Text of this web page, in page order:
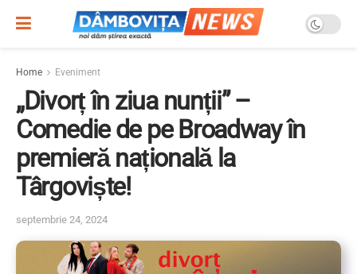
Home Eveniment
„Divorț în ziua nunții” –
Comedie de pe Broadway în
premieră națională la
Târgoviște!
septembrie 24, 2024